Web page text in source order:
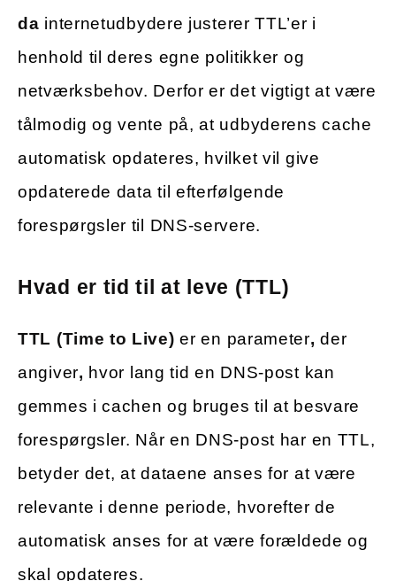
da internetudbydere justerer TTL’er i
henhold til deres egne politikker og
netværksbehov. Derfor er det vigtigt at være
tålmodig og vente på, at udbyderens cache
automatisk opdateres, hvilket vil give
opdaterede data til efterfølgende
forespørgsler til DNS-servere.
Hvad er tid til at leve (TTL)
TTL (Time to Live) er en parameter, der
angiver, hvor lang tid en DNS-post kan
gemmes i cachen og bruges til at besvare
forespørgsler. Når en DNS-post har en TTL,
betyder det, at dataene anses for at være
relevante i denne periode, hvorefter de
automatisk anses for at være forældede og
skal opdateres.